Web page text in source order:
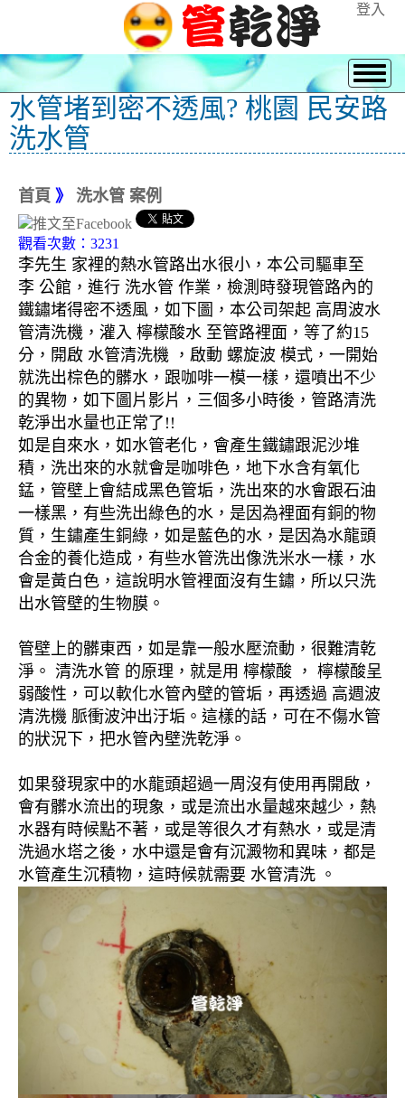
登入
水管堵到密不透風? 桃園 民安路
洗水管
首頁 》 洗水管 案例
觀看次數：3231
李先生 家裡的熱水管路出水很小，本公司驅車至
李 公館，進行 洗水管 作業，檢測時發現管路內的
鐵鏽堵得密不透風，如下圖，本公司架起 高周波水
管清洗機，灌入 檸檬酸水 至管路裡面，等了約15
分，開啟 水管清洗機 ，啟動 螺旋波 模式，一開始
就洗出棕色的髒水，跟咖啡一模一樣，還噴出不少
的異物，如下圖片影片，三個多小時後，管路清洗
乾淨出水量也正常了!!
如是自來水，如水管老化，會產生鐵鏽跟泥沙堆
積，洗出來的水就會是咖啡色，地下水含有氧化
錳，管壁上會結成黑色管垢，洗出來的水會跟石油
一樣黑，有些洗出綠色的水，是因為裡面有銅的物
質，生鏽產生銅綠，如是藍色的水，是因為水龍頭
合金的養化造成，有些水管洗出像洗米水一樣，水
會是黃白色，這說明水管裡面沒有生鏽，所以只洗
出水管壁的生物膜。
管壁上的髒東西，如是靠一般水壓流動，很難清乾
淨。 清洗水管 的原理，就是用 檸檬酸 ， 檸檬酸呈
弱酸性，可以軟化水管內壁的管垢，再透過 高週波
清洗機 脈衝波沖出汙垢。這樣的話，可在不傷水管
的狀況下，把水管內壁洗乾淨。
如果發現家中的水龍頭超過一周沒有使用再開啟，
會有髒水流出的現象，或是流出水量越來越少，熱
水器有時候點不著，或是等很久才有熱水，或是清
洗過水塔之後，水中還是會有沉澱物和異味，都是
水管產生沉積物，這時候就需要 水管清洗 。